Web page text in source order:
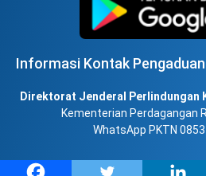
Informasi Kontak
Direktorat Jenderal Perlindungan
Kementerian Perdagangan
WhatsApp PKTN